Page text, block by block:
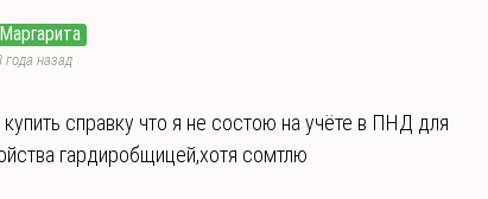
Маргарита
года назад
справку что я не состою на учёте в ПНД для
гардиробщицей,хотя сомтлю